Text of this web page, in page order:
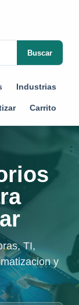
Buscar
Industrias
Carrito
TI,
y